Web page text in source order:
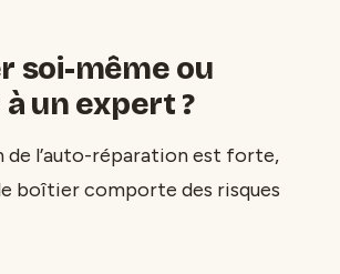
soi-même ou
un expert ?
de l’auto-réparation est forte,
boîtier comporte des risques